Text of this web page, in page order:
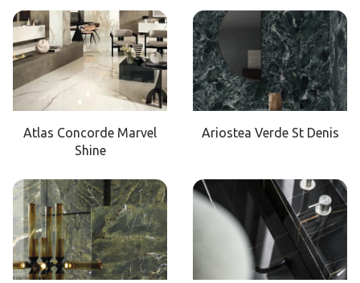
Atlas Concorde Marvel
Shine
Ariostea Verde St Denis